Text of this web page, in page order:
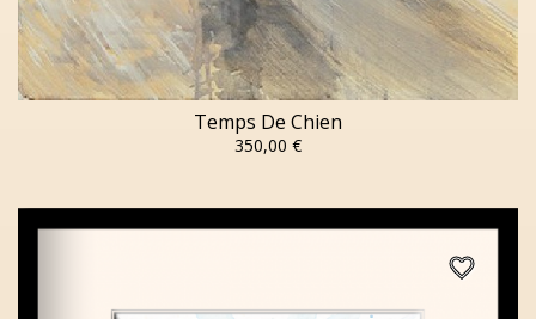
Temps De Chien
350,00 €
favorite_border